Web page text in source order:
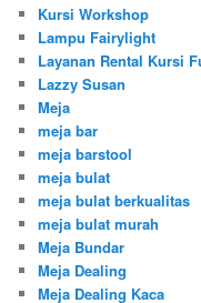
Kursi Workshop
Lampu Fairylight
Layanan Rental Kursi
Lazzy Susan
Meja
meja bar
meja barstool
meja bulat
meja bulat berkualitas
meja bulat murah
Meja Bundar
Meja Dealing
Meja Dealing Kaca